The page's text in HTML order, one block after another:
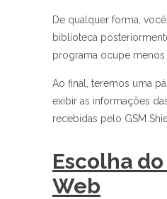
De qualquer forma,
biblioteca
programa ocupe menos
Ao final, teremos uma
exibir as informações
recebidas pelo GSM
Escolha
Web